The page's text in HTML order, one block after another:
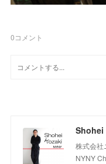
0コメント
Shohei
株式会社
NYNY